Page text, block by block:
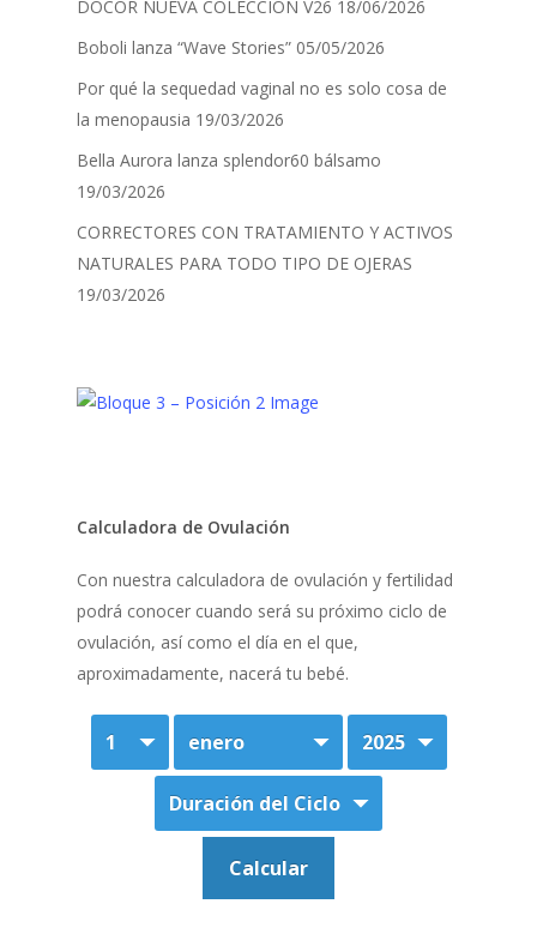
DOCOR NUEVA COLECCIÓN V26 18/06/2026
Boboli lanza “Wave Stories” 05/05/2026
Por qué la sequedad vaginal no es solo cosa de
la menopausia 19/03/2026
Bella Aurora lanza splendor60 bálsamo
19/03/2026
CORRECTORES CON TRATAMIENTO Y ACTIVOS
NATURALES PARA TODO TIPO DE OJERAS
19/03/2026
Calculadora de Ovulación
Con nuestra calculadora de ovulación y fertilidad
podrá conocer cuando será su próximo ciclo de
ovulación, así como el día en el que,
aproximadamente, nacerá tu bebé.